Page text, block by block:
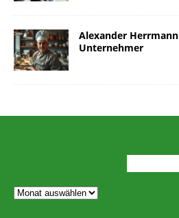
Alexander
Unternehmer